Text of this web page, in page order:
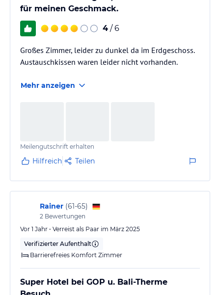
für meinen Geschmack.
4 / 6
Großes Zimmer, leider zu dunkel da im Erdgeschoss.
Austauschkissen waren leider nicht vorhanden.
Mehr anzeigen
Meilengutschrift erhalten
Hilfreich Teilen
Rainer (61-65)
2 Bewertungen
Vor 1 Jahr • Verreist als Paar im März 2025
Verifizierter Aufenthalt
Barrierefreies Komfort Zimmer
Super Hotel bei GOP u. Bali-Therme